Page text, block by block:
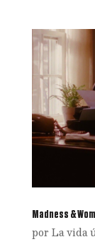
Madness &
por La vida